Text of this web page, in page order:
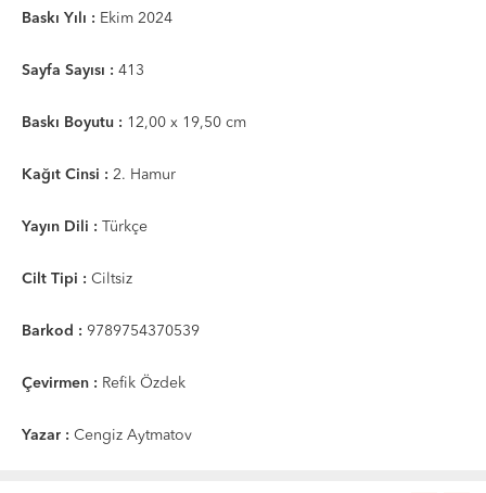
Baskı Yılı : Ekim 2024
Sayfa Sayısı : 413
Baskı Boyutu : 12,00 x 19,50 cm
Kağıt Cinsi : 2. Hamur
Yayın Dili : Türkçe
Cilt Tipi : Ciltsiz
Barkod : 9789754370539
Çevirmen : Refik Özdek
Yazar : Cengiz Aytmatov